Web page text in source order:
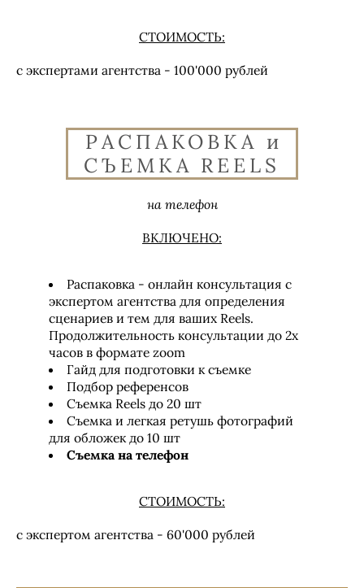
СТОИМОСТЬ:
с экспертами агентства - 100'000 рублей
РАСПАКОВКА и
СЪЕМКА REELS
на телефон
ВКЛЮЧЕНО:
Распаковка - онлайн консультация с
экспертом агентства для определения
сценариев и тем для ваших Reels.
Продолжительность консультации до 2х
часов в формате zoom
Гайд для подготовки к съемке
Подбор референсов
Съемка Reels до 20 шт
Съемка и легкая ретушь фотографий
для обложек до 10 шт
Съемка на телефон
СТОИМОСТЬ:
с экспертом агентства - 60'000 рублей